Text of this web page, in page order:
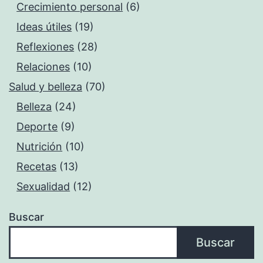
Crecimiento personal (6)
Ideas útiles (19)
Reflexiones (28)
Relaciones (10)
Salud y belleza (70)
Belleza (24)
Deporte (9)
Nutrición (10)
Recetas (13)
Sexualidad (12)
Buscar
Buscar